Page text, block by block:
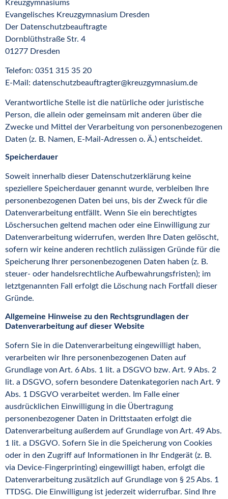
Kreuzgymnasiums
Evangelisches Kreuzgymnasium Dresden
Der Datenschutzbeauftragte
Dornblüthstraße Str. 4
01277 Dresden
Telefon: 0351 315 35 20
E-Mail: datenschutzbeauftragter@kreuzgymnasium.de
Verantwortliche Stelle ist die natürliche oder juristische
Person, die allein oder gemeinsam mit anderen über die
Zwecke und Mittel der Verarbeitung von personenbezogenen
Daten (z. B. Namen, E-Mail-Adressen o. Ä.) entscheidet.
Speicherdauer
Soweit innerhalb dieser Datenschutzerklärung keine
speziellere Speicherdauer genannt wurde, verbleiben Ihre
personenbezogenen Daten bei uns, bis der Zweck für die
Datenverarbeitung entfällt. Wenn Sie ein berechtigtes
Löschersuchen geltend machen oder eine Einwilligung zur
Datenverarbeitung widerrufen, werden Ihre Daten gelöscht,
sofern wir keine anderen rechtlich zulässigen Gründe für die
Speicherung Ihrer personenbezogenen Daten haben (z. B.
steuer- oder handelsrechtliche Aufbewahrungsfristen); im
letztgenannten Fall erfolgt die Löschung nach Fortfall dieser
Gründe.
Allgemeine Hinweise zu den Rechtsgrundlagen der
Datenverarbeitung auf dieser Website
Sofern Sie in die Datenverarbeitung eingewilligt haben,
verarbeiten wir Ihre personenbezogenen Daten auf
Grundlage von Art. 6 Abs. 1 lit. a DSGVO bzw. Art. 9 Abs. 2
lit. a DSGVO, sofern besondere Datenkategorien nach Art. 9
Abs. 1 DSGVO verarbeitet werden. Im Falle einer
ausdrücklichen Einwilligung in die Übertragung
personenbezogener Daten in Drittstaaten erfolgt die
Datenverarbeitung außerdem auf Grundlage von Art. 49 Abs.
1 lit. a DSGVO. Sofern Sie in die Speicherung von Cookies
oder in den Zugriff auf Informationen in Ihr Endgerät (z. B.
via Device-Fingerprinting) eingewilligt haben, erfolgt die
Datenverarbeitung zusätzlich auf Grundlage von § 25 Abs. 1
TTDSG. Die Einwilligung ist jederzeit widerrufbar. Sind Ihre